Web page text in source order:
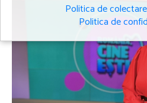
Politica de
Politica de